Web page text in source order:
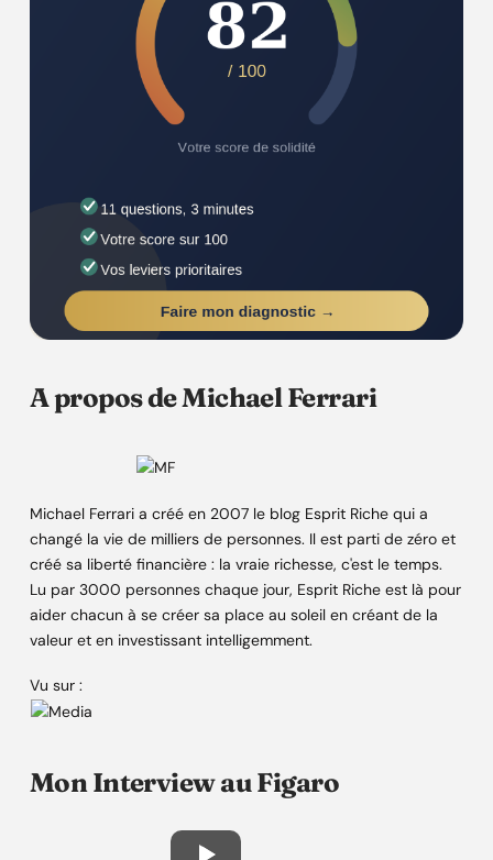
A propos de Michael Ferrari
Michael Ferrari a créé en 2007 le blog Esprit Riche qui a
changé la vie de milliers de personnes. Il est parti de zéro et
créé sa liberté financière : la vraie richesse, c'est le temps.
Lu par 3000 personnes chaque jour, Esprit Riche est là pour
aider chacun à se créer sa place au soleil en créant de la
valeur et en investissant intelligemment.
Vu sur :
Mon Interview au Figaro